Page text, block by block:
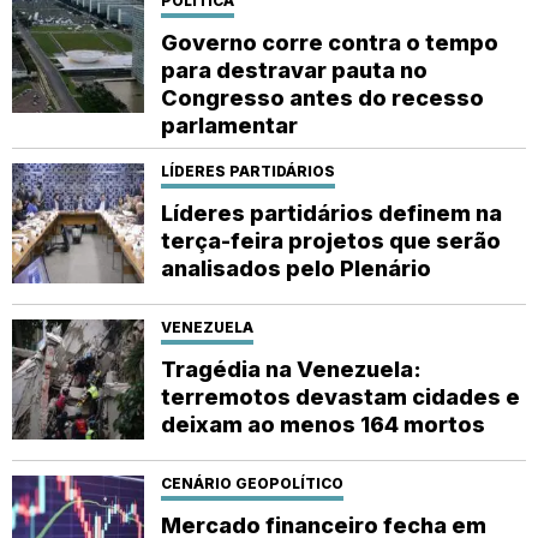
Governo corre contra o tempo
para destravar pauta no
Congresso antes do recesso
parlamentar
LÍDERES PARTIDÁRIOS
Líderes partidários definem na
terça-feira projetos que serão
analisados pelo Plenário
VENEZUELA
Tragédia na Venezuela:
terremotos devastam cidades e
deixam ao menos 164 mortos
CENÁRIO GEOPOLÍTICO
Mercado financeiro fecha em